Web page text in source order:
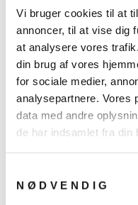
Vi bruger cookies til at
annoncer, til at vise dig
at analysere vores
din brug af vores
for sociale medier,
analysepartnere. Vores
data med andre
de har indsamlet fra din
NØDVENDIG
Produktinformation:
(medfølger ikke)
under opladning. 1 x Li-
batteri. Batterilevetid: 5
(10%/33%/